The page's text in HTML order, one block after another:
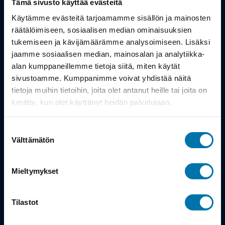
Tämä sivusto käyttää evästeitä
Käytämme evästeitä tarjoamamme sisällön ja mainosten
räätälöimiseen, sosiaalisen median ominaisuuksien
tukemiseen ja kävijämäärämme analysoimiseen. Lisäksi
jaamme sosiaalisen median, mainosalan ja analytiikka-
alan kumppaneillemme tietoja siitä, miten käytät
sivustoamme. Kumppanimme voivat yhdistää näitä
tietoja muihin tietoihin, joita olet antanut heille tai joita on
kerätty, kun olet käyttänyt heidän palvelujaan.
valinta
Välttämätön
Mieltymykset
Tilastot
Työsuhdepyörä
Info
Toimitus
Takuu ja palautukset
Maksutavat